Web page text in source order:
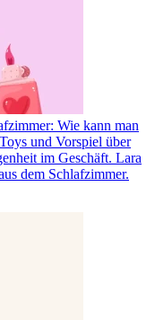
Wie kann man
und Vorspiel über
im Geschäft. Lara
dem Schlafzimmer.